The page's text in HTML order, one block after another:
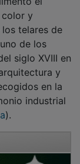
y
telares de
de los
siglo XVIII en
y
en la
industrial
).